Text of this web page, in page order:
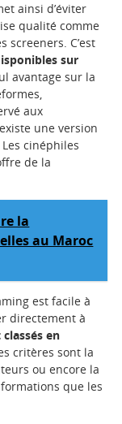
ainsi d’éviter
qualité comme
screeners. C’est
sur
avantage sur la
aux
une version
cinéphiles
de la
la
au Maroc
est facile à
directement à
en
critères sont la
ou encore la
que les